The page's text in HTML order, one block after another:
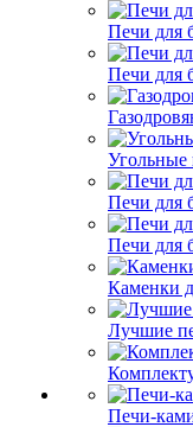
Печи для
Печи для
Угольные
Печи для
Печи для
Каменки
Лучшие
Печи-